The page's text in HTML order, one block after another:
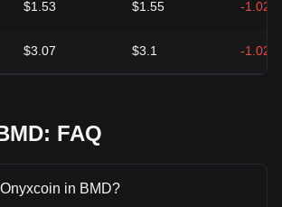
$1.53 $1.55 -1.02%
$3.07 $3.1 -1.02%
FAQ
in BMD?